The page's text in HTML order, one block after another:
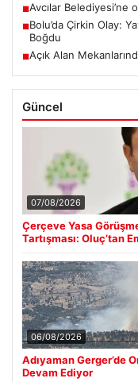
■Avcılar Belediyesi’ne
■Bolu’da Çirkin Olay:
Boğdu
■Açık Alan
Güncel
07/08/2026
Çerçeve Yasa
Tartışması: Oluç’tan
06/08/2026
Adıyaman Gerger’de
Devam Ediyor